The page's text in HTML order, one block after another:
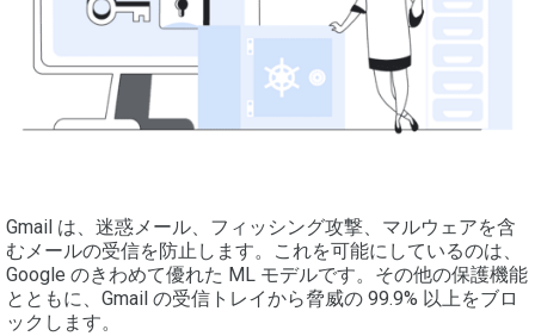
Gmail は、迷惑メール、フィッシング攻撃、マルウェアを含
むメールの受信を防止します。これを可能にしているのは、
Google のきわめて優れた ML モデルです。その他の保護機能
とともに、Gmail の受信トレイから脅威の 99.9% 以上をブロ
ックします。